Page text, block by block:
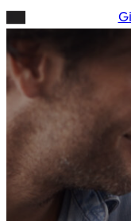
Hopp
innhold